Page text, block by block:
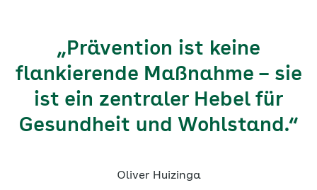
„Prävention ist keine
flankierende Maßnahme – sie
ist ein zentraler Hebel für
Gesundheit und Wohlstand.“
Oliver Huizinga